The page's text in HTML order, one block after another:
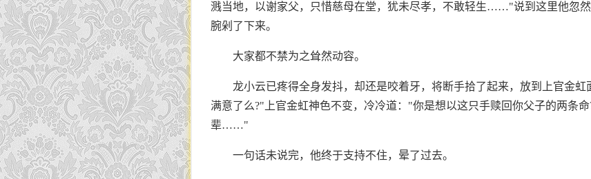
溅当地，以谢家父，只惜慈母在堂，犹未尽孝，不敢轻生……"说到这里他忽
腕剁了下来。
大家都不禁为之耸然动容。
龙小云已疼得全身发抖，却还是咬着牙，将断手拾了起来，放到上官金
满意了么?"上官金虹神色不变，冷冷道："你是想以这只手赎回你父子的两条
辈……"
一句话未说完，他终于支持不住，晕了过去。